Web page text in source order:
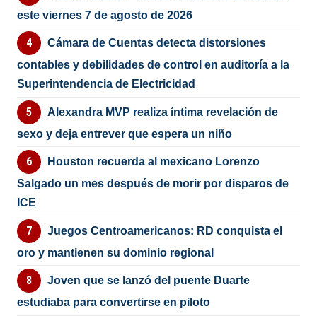
este viernes 7 de agosto de 2026
Cámara de Cuentas detecta distorsiones
contables y debilidades de control en auditoría a la
Superintendencia de Electricidad
Alexandra MVP realiza íntima revelación de
sexo y deja entrever que espera un niño
Houston recuerda al mexicano Lorenzo
Salgado un mes después de morir por disparos de
ICE
Juegos Centroamericanos: RD conquista el
oro y mantienen su dominio regional
Joven que se lanzó del puente Duarte
estudiaba para convertirse en piloto